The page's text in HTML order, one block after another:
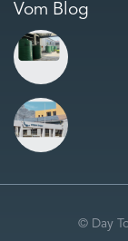
Vom Blog
© Day